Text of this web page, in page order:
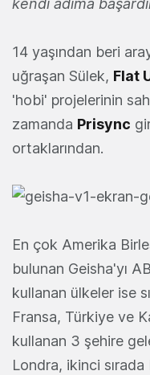
kendi adıma
14 yaşından beri
uğraşan Sülek, Flat
'hobi' projelerinin
zamanda Prisync
ortaklarından.
En çok Amerika
bulunan Geisha'yı
kullanan ülkeler ise
Fransa, Türkiye ve
kullanan 3 şehire
Londra, ikinci